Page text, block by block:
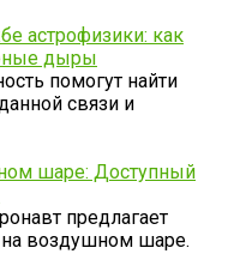
астрофизики: как
дыры
помогут найти
связи и
шаре: Доступный
предлагает
воздушном шаре.